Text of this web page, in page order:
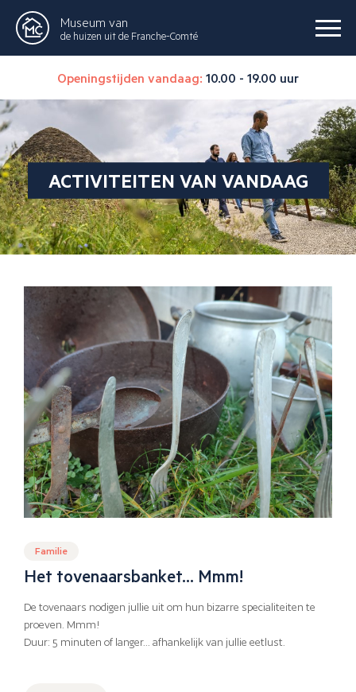
Museum van
de huizen uit de Franche-Comté
Openingstijden vandaag: 10.00 - 19.00 uur
ACTIVITEITEN VAN VANDAAG
Familie
Het tovenaarsbanket… Mmm!
De tovenaars nodigen jullie uit om hun bizarre specialiteiten te
proeven. Mmm!
Duur: 5 minuten of langer... afhankelijk van jullie eetlust.